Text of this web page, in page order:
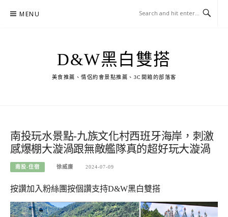
MENU
D&W黑白雙搭
美食推薦、情侶約會景點推薦、3C開箱的部落客
南投玩水景點-九族文化村西班牙海岸，刺激
感爆棚大漩渦跟無敵艦隊真的超好玩大漩渦
南投-住宿 徐威廉 2024-07-09
按讚加入粉絲團按個讚支持D&W黑白雙搭